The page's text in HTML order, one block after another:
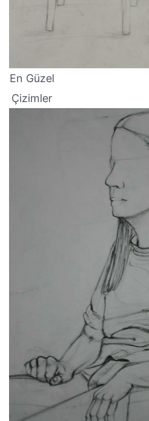
En Güzel
Çizimler